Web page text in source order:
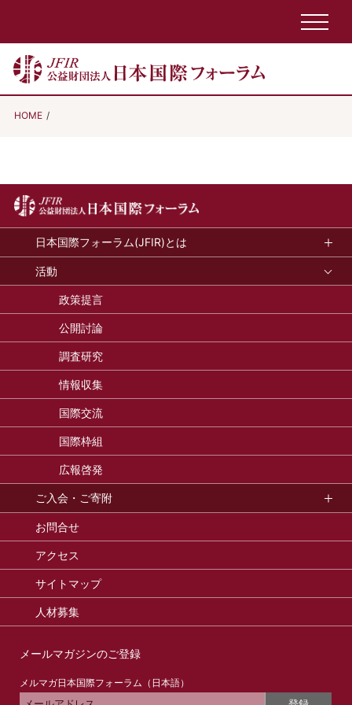
HOME
日本国際フォーラム(JFIR)とは
活動
政策提言
公開討論
調査研究
情報収集
国際交流
国際枠組
広報啓発
ご入会・ご寄附
お問合せ
アクセス
サイトマップ
人材募集
メールマガジンのご登録
メルマガ日本国際フォーラム（日本語）